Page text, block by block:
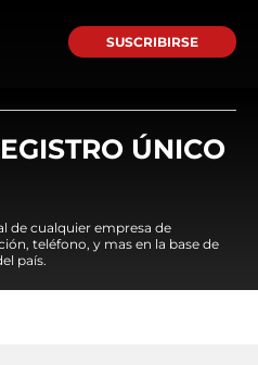
SUSCRIBIRSE
ÚNICO
de cualquier empresa de
teléfono, y mas en la base de
país.